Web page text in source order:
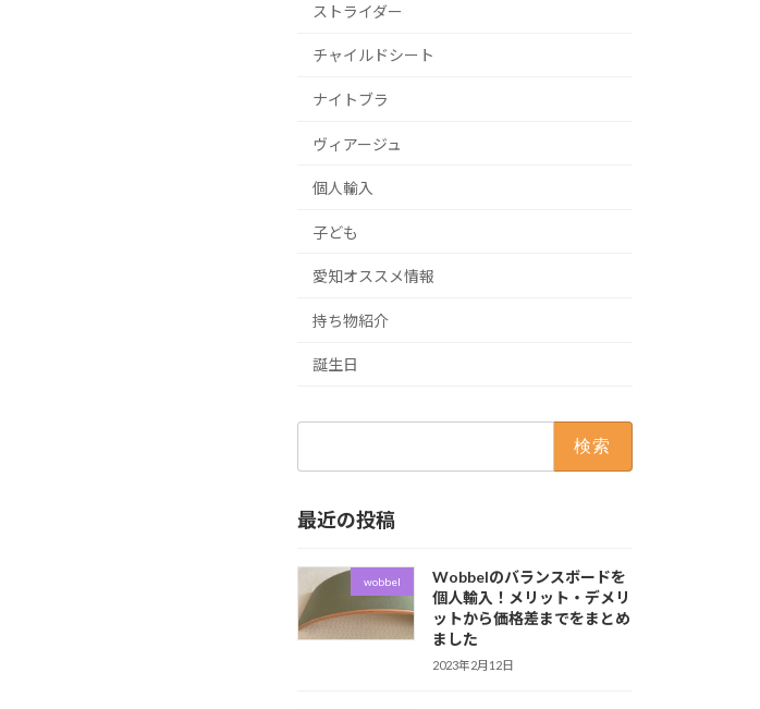
ストライダー
チャイルドシート
ナイトブラ
ヴィアージュ
個人輸入
子ども
愛知オススメ情報
持ち物紹介
誕生日
最近の投稿
wobbel
Wobbelのバランスボードを
個人輸入！メリット・デメリ
ットから価格差までをまとめ
ました
2023年2月12日